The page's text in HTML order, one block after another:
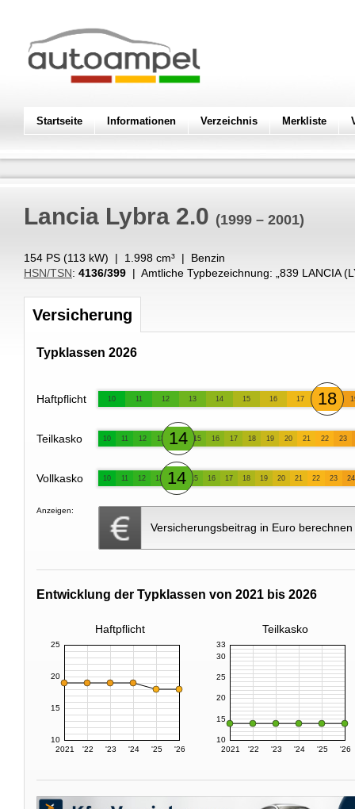
Startseite Informationen Verzeichnis Merkliste
Lancia Lybra 2.0 (1999 – 2001)
154 PS (113 kW) | 1.998 cm³ | Benzin
HSN/TSN: 4136/399 | Amtliche Typbezeichnung: „ 839 LANCIA
Versicherung
Typklassen 2026
Haftpflicht 10 11 12 13 14 15 16 17 18
Teilkasko 10 11 12 13 14 15 16 17 18 19 20 21 22 23
Vollkasko 10 11 12 13 14 15 16 17 18 19 20 21 22 23 24
Anzeigen:
Versicherungsbeitrag in Euro berechnen
Entwicklung der Typklassen von 2021 bis 2026
Haftpflicht Teilkasko
2021 '22 '23 '24 '25 '26
10
15
20
25
2021 '22 '23 '24 '25 '26
10
15
20
25
30
33